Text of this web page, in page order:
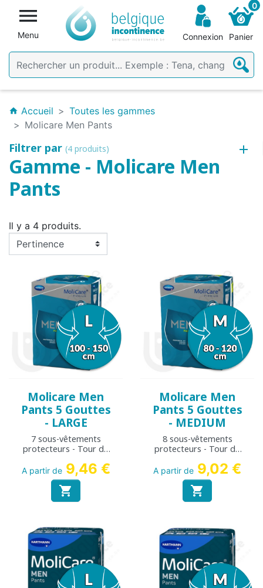

Menu Connexion
0
Panier
home Accueil
Toutes les gammes
Molicare Men Pants
Filtrer par (4 produits)
Gamme - Molicare Men
Pants
Il y a 4 produits.
Molicare Men
Pants 5 Gouttes
- LARGE
7 sous-vêtements
protecteurs - Tour de
A partir de 9,46 €

Molicare Men
Pants 5 Gouttes
- MEDIUM
8 sous-vêtements
protecteurs - Tour de
A partir de 9,02 €
